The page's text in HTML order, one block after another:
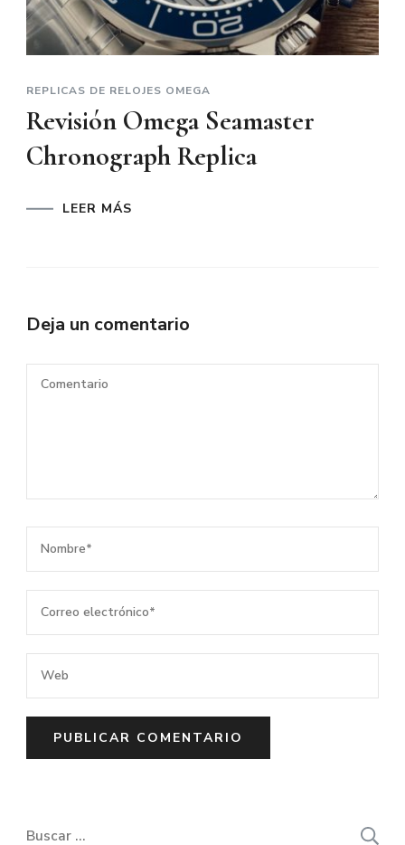
REPLICAS DE RELOJES OMEGA
Revisión Omega Seamaster
Chronograph Replica
LEER MÁS
Deja un comentario
Buscar: